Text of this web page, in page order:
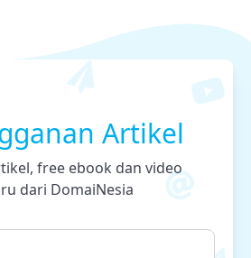
Artikel
free ebook dan video
dari DomaiNesia